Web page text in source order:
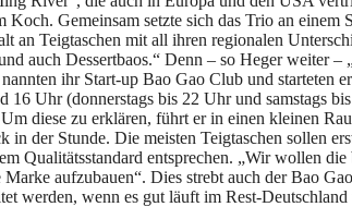
Gemeinsam setzte sich das Trio an
Teigtaschen mit all ihren regionalen
auch Dessertbaos.“ Denn – so Heger weiter
ihr Start-up Bao Gao Club und starteten
Uhr (donnerstags bis 22 Uhr und samstags
diese zu erklären, führt er in einen kleinen
der Stunde. Die meisten Teigtaschen sollen
entsprechen. „Wir wollen
aufzubauen“. Dies strebt auch der Bao
werden, wenn es gut läuft im Rest-